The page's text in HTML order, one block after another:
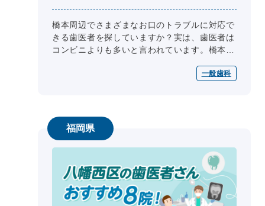
橋本周辺でさまざまなお口のトラブルに対応で
きる歯医者を探していますか？実は、歯医者は
コンビニよりも多いと言われています。橋本周
一般歯科
福岡県